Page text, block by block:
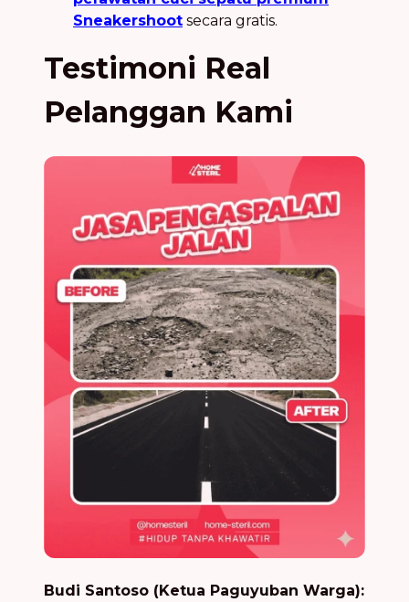
Sneakershoot secara gratis.
Testimoni Real
Pelanggan Kami
Budi Santoso (Ketua Paguyuban Warga):